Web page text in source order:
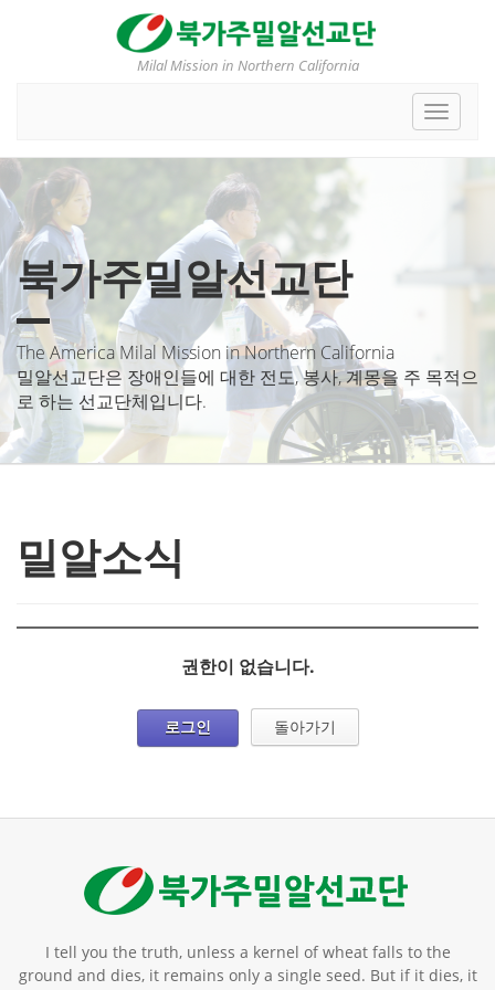
Milal Mission in Northern California
Toggle
북가주밀알선교단
The America Milal Mission in Northern California
밀알선교단은 장애인들에 대한 전도, 봉사, 계몽을 주 목적으
로 하는 선교단체입니다.
밀알소식
권한이 없습니다.
로그인 돌아가기
I tell you the truth, unless a kernel of wheat falls to the
ground and dies, it remains only a single seed. But if it dies, it